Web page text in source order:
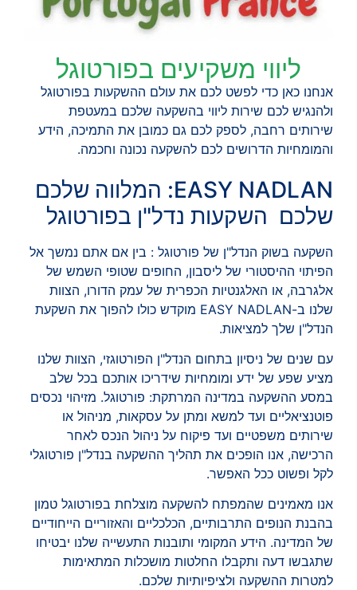
ליווי משקיעים בפורטוגל
אנחנו כאן כדי לפשט לכם את עולם ההשקעות בפורטוגל
ולהנגיש לכם שירות ליווי בהשקעה שלכם במעטפת
שירותים רחבה, לספק לכם גם כמובן את התמיכה, הידע
והמומחיות הדרושים לכם להשקעה נכונה וחכמה.
EASY NADLAN: המלווה שלכם
שלכם השקעות נדל"ן בפורטוגל
השקעה בשוק הנדל"ן של פורטוגל : בין אם אתם נמשך אל
הפיתוי ההיסטורי של ליסבון, החופים שטופי השמש של
אלגרבה, או האלגנטיות הכפרית של עמק הדורו, הצוות
שלנו ב-EASY NADLAN מוקדש כולו להפוך את השקעת
הנדל"ן שלך למציאות.
עם שנים של ניסיון בתחום הנדל"ן הפורטוגזי, הצוות שלנו
מציע שפע של ידע ומומחיות שידריכו אותכם בכל שלב
במסע ההשקעה במדינה המרתקת: פורטוגל. מזיהוי נכסים
פוטנציאליים ועד למשא ומתן על עסקאות, מניהול או
שירותים משפטיים ועד פיקוח על ניהול הנכס לאחר
הרכישה, אנו הופכים את תהליך ההשקעה בנדל"ן פורטוגלי
לקל ופשוט ככל האפשר.
אנו מאמינים שהמפתח להשקעה מוצלחת בפורטוגל טמון
בהבנת הנופים התרבותיים, הכלכליים והאזוריים הייחודיים
של המדינה. הידע המקומי ותובנות התעשייה שלנו יבטיחו
שתגבשו דעה ותקבלו החלטות מושכלות המתאימות
למטרות ההשקעה ולציפיותיות שלכם.